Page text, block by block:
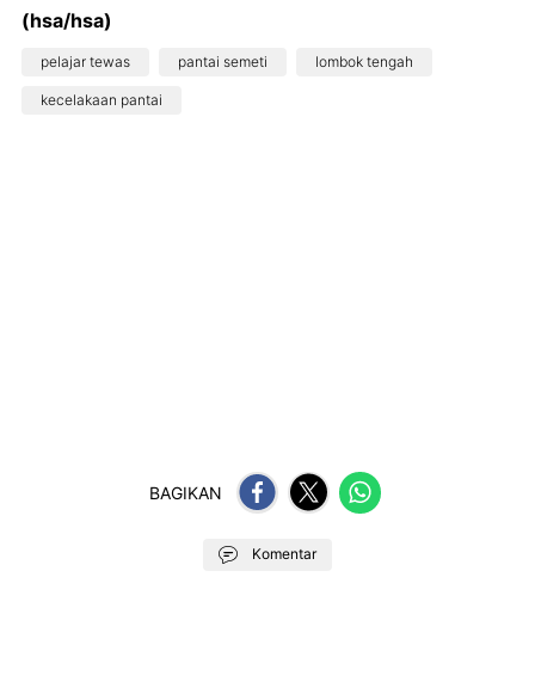
(hsa/hsa)
pelajar tewas pantai semeti lombok tengah
kecelakaan pantai
BAGIKAN
Komentar